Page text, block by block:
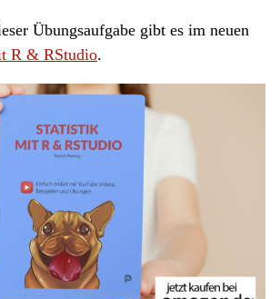
Übungsaufgabe gibt es im neuen
R & RStudio.